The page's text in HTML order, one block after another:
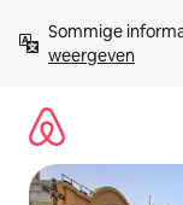
direct
naar
Sommige
weergeven